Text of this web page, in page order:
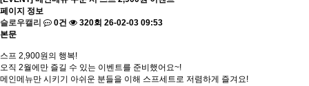
페이지 정보
슬로우캘리
0건 320회 26-02-03 09:53
본문
스프 2,900원의 행복!
오직 2월에만 즐길 수 있는 이벤트를 준비했어요~!
메인메뉴만 시키기 아쉬운 분들을 이해 스프세트로 저렴하게 즐겨요!